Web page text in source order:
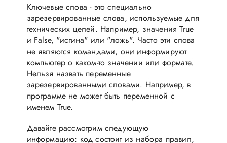
Ключевые слова - это специально
зарезервированные слова, используемые для
технических целей. Например, значения True
и False, "истина" или "ложь". Часто эти слова
не являются командами, они информируют
компьютер о каком-то значении или формате.
Нельзя назвать переменные
зарезервированными словами. Например, в
программе не может быть переменной с
именем True.
Давайте рассмотрим следующую
информацию: код состоит из набора правил,